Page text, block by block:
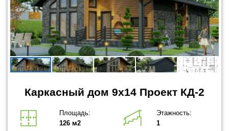
Каркасный дом 9x14 Проект КД-2
Площадь:
126 м2
Этажность:
1